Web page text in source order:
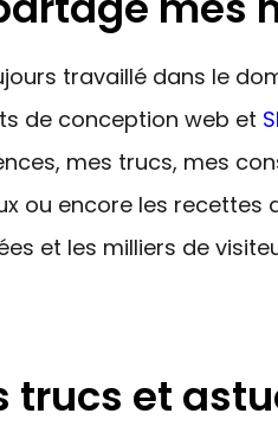
travaillé dans le
de conception web et
mes trucs, mes
ou encore les recettes
et les milliers de
trucs et